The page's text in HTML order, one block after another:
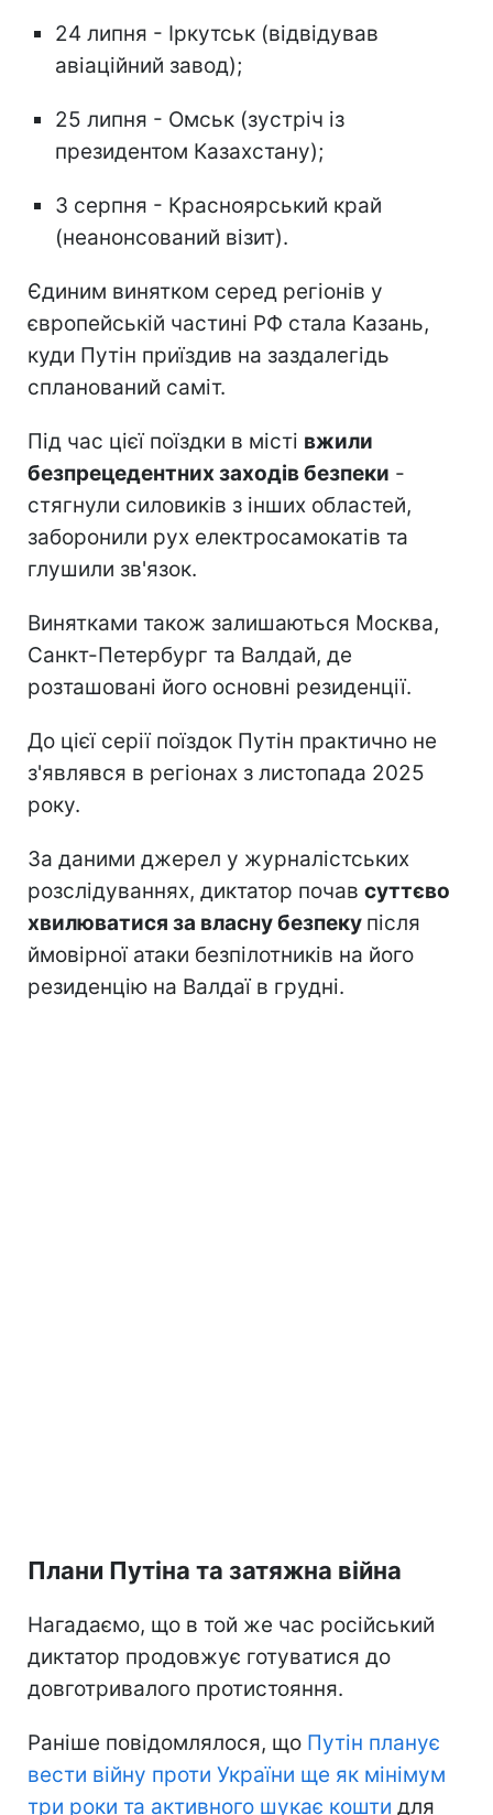
24 липня - Іркутськ (відвідував
авіаційний завод);
25 липня - Омськ (зустріч із
президентом Казахстану);
3 серпня - Красноярський край
(неанонсований візит).
Єдиним винятком серед регіонів у
європейській частині РФ стала Казань,
куди Путін приїздив на заздалегідь
спланований саміт.
Під час цієї поїздки в місті вжили
безпрецедентних заходів безпеки -
стягнули силовиків з інших областей,
заборонили рух електросамокатів та
глушили зв'язок.
Винятками також залишаються Москва,
Санкт-Петербург та Валдай, де
розташовані його основні резиденції.
До цієї серії поїздок Путін практично не
з'являвся в регіонах з листопада 2025
року.
За даними джерел у журналістських
розслідуваннях, диктатор почав суттєво
хвилюватися за власну безпеку після
ймовірної атаки безпілотників на його
резиденцію на Валдаї в грудні.
Плани Путіна та затяжна війна
Нагадаємо, що в той же час російський
диктатор продовжує готуватися до
довготривалого протистояння.
Раніше повідомлялося, що Путін планує
вести війну проти України ще як мінімум
три роки та активного шукає кошти для